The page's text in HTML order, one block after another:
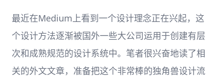
最近在Medium上看到一个设计理念正在兴起，这
个设计方法逐渐被国外一些大公司运用于创建有层
次和成熟规范的设计系统中。笔者很兴奋地读了相
关的外文文章，准备把这个非常棒的独角兽设计流